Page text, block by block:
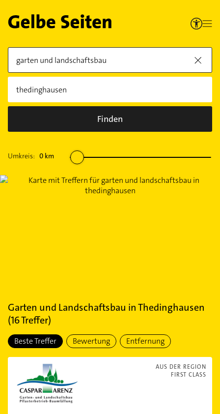
Finden
Umkreis: 0 km
Garten und Landschaftsbau inThedinghausen
(16Treffer)
Beste Treffer Bewertung Entfernung
AUS DER REGION
FIRST CLASS